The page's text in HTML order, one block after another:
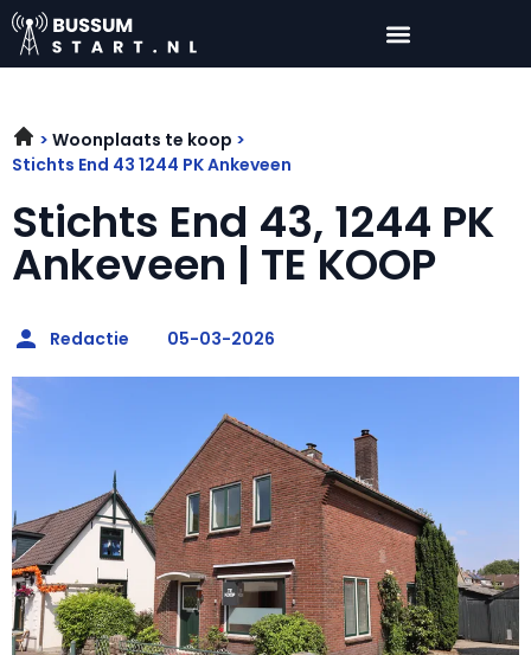
Woonplaats te koop
Stichts End 43 1244 PK Ankeveen
Stichts End 43, 1244 PK
Ankeveen | TE KOOP
Redactie 05-03-2026